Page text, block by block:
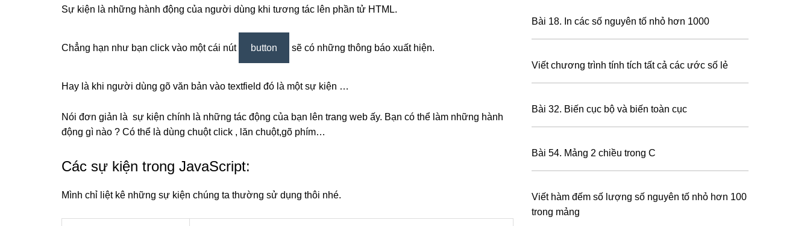
Sự kiện là những hành động của người dùng khi tương tác lên phần tử HTML.
Chẳng hạn như bạn click vào một cái nút button sẽ có những thông báo xuất hiện.
Hay là khi người dùng gõ văn bản vào textfield đó là một sự kiện …
Nói đơn giản là sự kiện chính là những tác động của bạn lên trang web ấy. Bạn có thể làm những hành
động gì nào ? Có thể là dùng chuột click , lăn chuột,gõ phím…
Các sự kiện trong JavaScript:
Mình chỉ liệt kê những sự kiện chúng ta thường sử dụng thôi nhé.
Bài 18. In các số nguyên tố nhỏ hơn 1000
Viết chương trình tính tích tất cả các ước số lẻ
Bài 32. Biến cục bộ và biến toàn cục
Bài 54. Mảng 2 chiều trong C
Viết hàm đếm số lượng số nguyên tố nhỏ hơn 100
trong mảng